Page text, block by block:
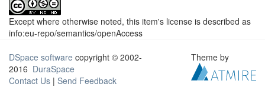
Except where otherwise noted, this item's license is described as
info:eu-repo/semantics/openAccess
DSpace software copyright © 2002-
2016 DuraSpace
Contact Us | Send Feedback
Theme by